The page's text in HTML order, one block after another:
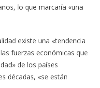
lo que marcaría «una
existe una «tendencia
fuerzas económicas que
de los países
décadas, «se están